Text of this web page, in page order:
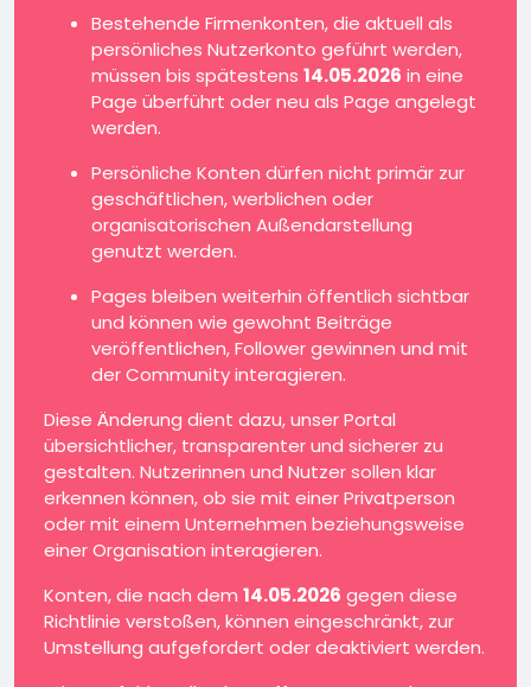
Bestehende Firmenkonten, die aktuell als
persönliches Nutzerkonto geführt werden,
müssen bis spätestens 14.05.2026 in eine
Page überführt oder neu als Page angelegt
werden.
Persönliche Konten dürfen nicht primär zur
geschäftlichen, werblichen oder
organisatorischen Außendarstellung
genutzt werden.
Pages bleiben weiterhin öffentlich sichtbar
und können wie gewohnt Beiträge
veröffentlichen, Follower gewinnen und mit
der Community interagieren.
Diese Änderung dient dazu, unser Portal
übersichtlicher, transparenter und sicherer zu
gestalten. Nutzerinnen und Nutzer sollen klar
erkennen können, ob sie mit einer Privatperson
oder mit einem Unternehmen beziehungsweise
einer Organisation interagieren.
Konten, die nach dem 14.05.2026 gegen diese
Richtlinie verstoßen, können eingeschränkt, zur
Umstellung aufgefordert oder deaktiviert werden.